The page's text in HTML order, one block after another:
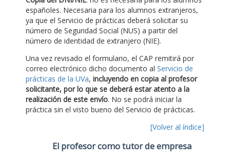
españoles. Necesaria para los alumnos extranjeros,
ya que el Servicio de prácticas deberá solicitar su
número de Seguridad Social (NUS) a partir del
número de identidad de extranjero (NIE).
Una vez revisado el formulario, el CAP remitirá por
correo electrónico dicho documento al Servicio de
prácticas de la UVa, incluyendo en copia al profesor
solicitante, por lo que se deberá estar atento a la
realización de este envío. No se podrá iniciar la
práctica sin el visto bueno del Servicio de prácticas.
[Volver al índice]
El profesor como tutor de empresa